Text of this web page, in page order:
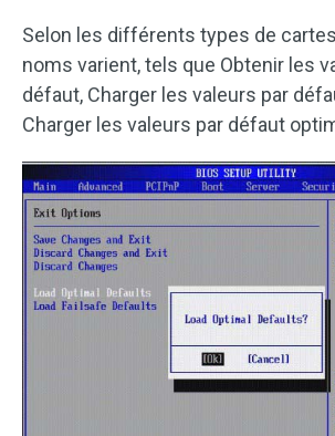
Selon les différents types de
noms varient, tels que Obtenir les
défaut, Charger les valeurs par
Charger les valeurs par défaut